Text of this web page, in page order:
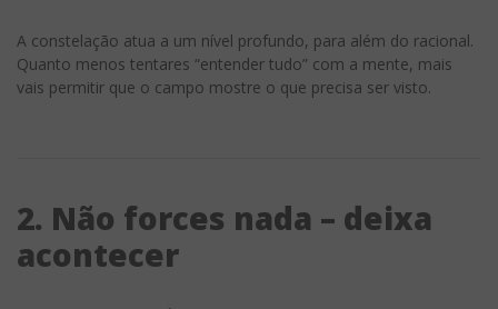
A constelação atua a um nível profundo, para além do racional.
Quanto menos tentares “entender tudo” com a mente, mais
vais permitir que o campo mostre o que precisa ser visto.
2. Não forces nada – deixa
acontecer